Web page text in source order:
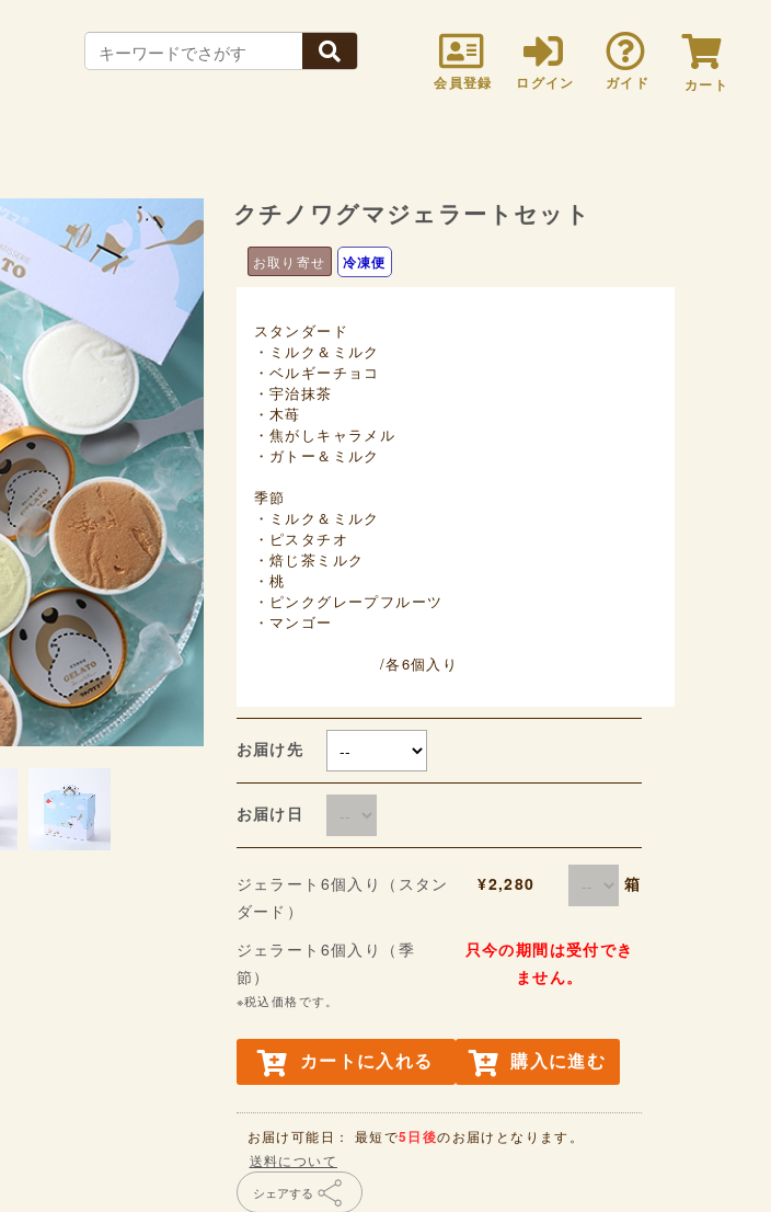
会員登録 ログイン ガイド カート
クチノワグマジェラートセット
お取り寄せ 冷凍便
スタンダード
・ミルク＆ミルク
・ベルギーチョコ
・宇治抹茶
・木苺
・焦がしキャラメル
・ガトー＆ミルク
季節
・ミルク＆ミルク
・ピスタチオ
・焙じ茶ミルク
・桃
・ピンクグレープフルーツ
・マンゴー
/各6個入り
お届け先
お届け日
ジェラート6個入り（スタン
ダード）
¥2,280 箱
ジェラート6個入り（季
節）
只今の期間は受付でき
ません。
※税込価格です。
カートに入れる 購入に進む
お届け可能日： 最短で5日後のお届けとなります。
送料について
シェアする